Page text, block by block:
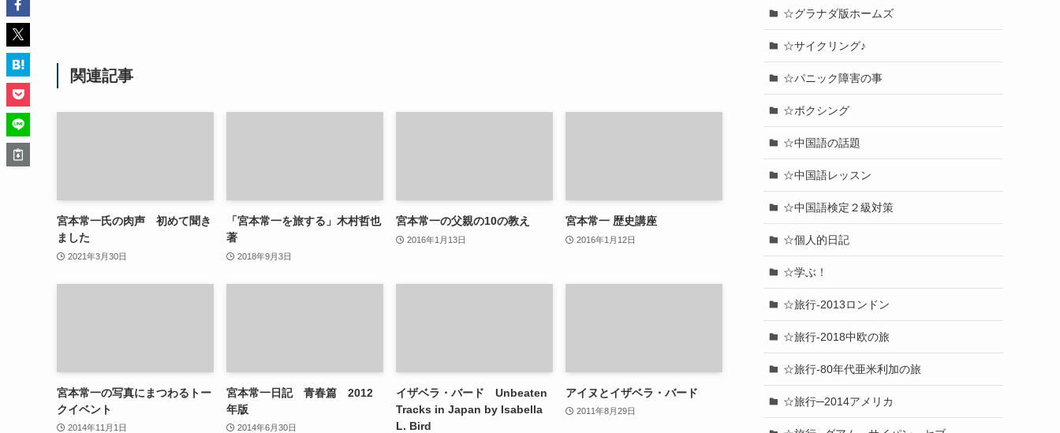
関連記事
宮本常一氏の肉声 初めて聞き
ました
2021年3月30日
「宮本常一を旅する」木村哲也
著
2018年9月3日
宮本常一の父親の10の教え
2016年1月13日
宮本常一 歴史講座
2016年1月12日
宮本常一の写真にまつわるトー
クイベント
2014年11月1日
宮本常一日記 青春篇 2012
年版
2014年6月30日
イザベラ・バード Unbeaten
Tracks in Japan by Isabella
L. Bird
アイヌとイザベラ・バード
2011年8月29日
☆グラナダ版ホームズ
☆サイクリング♪
☆パニック障害の事
☆ボクシング
☆中国語の話題
☆中国語レッスン
☆中国語検定２級対策
☆個人的日記
☆学ぶ！
☆旅行-2013ロンドン
☆旅行-2018中欧の旅
☆旅行-80年代亜米利加の旅
☆旅行─2014アメリカ